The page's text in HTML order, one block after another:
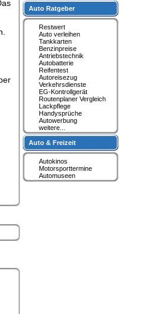
Auto Ratgeber
Restwert
Auto verleihen
Tankkarten
Benzinpreise
Antriebstechnik
Autobatterie
Reifentest
Autoreisezug
Verkehrsdienste
EG-Kontrollgerät
Routenplaner Vergleich
Lackpflege
Handysprüche
Autowerbung
weitere...
Auto & Freizeit
Autokinos
Motorsporttermine
Automuseen